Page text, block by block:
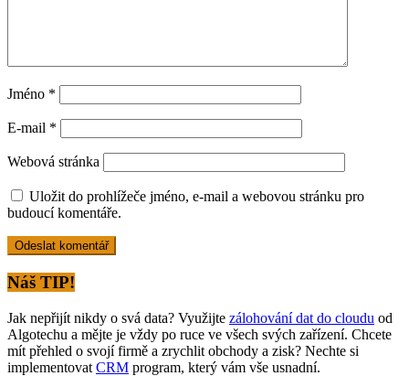
Jméno *
E-mail *
Webová stránka
Uložit do prohlížeče jméno, e-mail a webovou stránku pro
budoucí komentáře.
Alternative:
Náš TIP!
Jak nepřijít nikdy o svá data? Využijte zálohování dat do cloudu od
Algotechu a mějte je vždy po ruce ve všech svých zařízení. Chcete
mít přehled o svojí firmě a zrychlit obchody a zisk? Nechte si
implementovat CRM program, který vám vše usnadní.